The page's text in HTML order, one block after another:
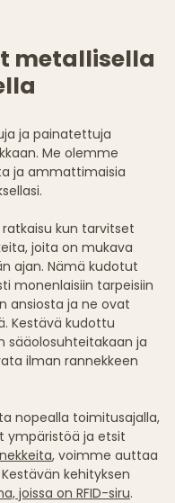
metallisella
ja painatettuja
Me olemme
ja ammattimaisia
kun tarvitset
joita on mukava
ajan. Nämä kudotut
monenlaisiin tarpeisiin
ansiosta ja ne ovat
Kestävä kudottu
sääolosuhteitakaan ja
ilman rannekkeen
nopealla toimitusajalla,
ympäristöä ja etsit
, voimme auttaa
kehityksen
joissa on RFID-siru.